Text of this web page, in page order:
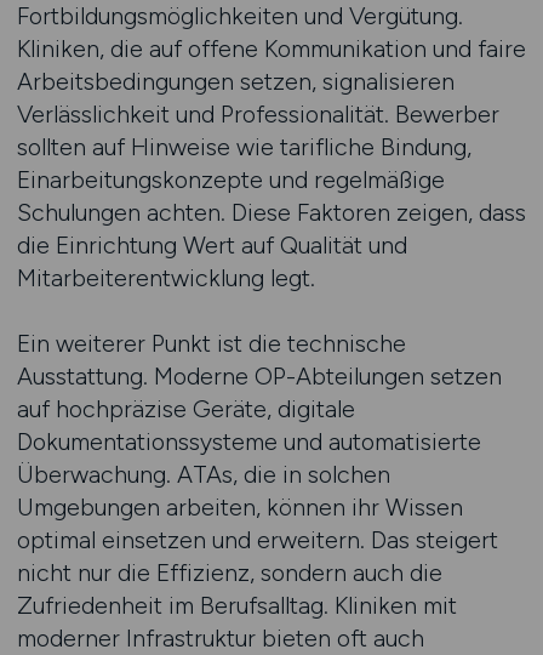
Fortbildungsmöglichkeiten und Vergütung.
Kliniken, die auf offene Kommunikation und faire
Arbeitsbedingungen setzen, signalisieren
Verlässlichkeit und Professionalität. Bewerber
sollten auf Hinweise wie tarifliche Bindung,
Einarbeitungskonzepte und regelmäßige
Schulungen achten. Diese Faktoren zeigen, dass
die Einrichtung Wert auf Qualität und
Mitarbeiterentwicklung legt.
Ein weiterer Punkt ist die technische
Ausstattung. Moderne OP-Abteilungen setzen
auf hochpräzise Geräte, digitale
Dokumentationssysteme und automatisierte
Überwachung. ATAs, die in solchen
Umgebungen arbeiten, können ihr Wissen
optimal einsetzen und erweitern. Das steigert
nicht nur die Effizienz, sondern auch die
Zufriedenheit im Berufsalltag. Kliniken mit
moderner Infrastruktur bieten oft auch